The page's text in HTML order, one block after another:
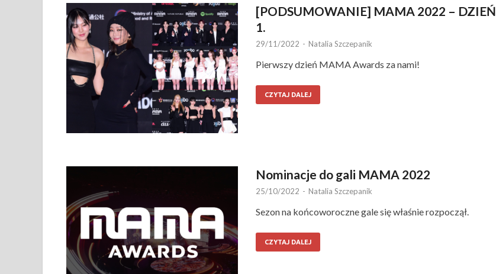
[PODSUMOWANIE] MAMA 2022 – DZIEŃ
1.
29/11/2022 - Natalia Szczepanik
Pierwszy dzień MAMA Awards za nami!
CZYTAJ DALEJ
Nominacje do gali MAMA 2022
25/10/2022 - Natalia Szczepanik
Sezon na końcoworoczne gale się właśnie rozpoczął.
CZYTAJ DALEJ